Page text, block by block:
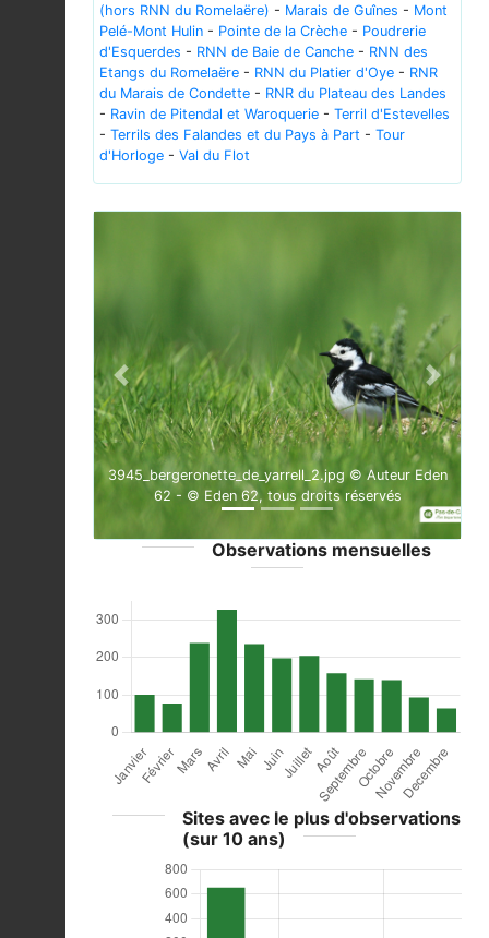
(hors RNN du Romelaëre) - Marais de Guînes - Mont
Pelé-Mont Hulin - Pointe de la Crèche - Poudrerie
d'Esquerdes - RNN de Baie de Canche - RNN des
Etangs du Romelaëre - RNN du Platier d'Oye - RNR
du Marais de Condette - RNR du Plateau des Landes
- Ravin de Pitendal et Waroquerie - Terril d'Estevelles
- Terrils des Falandes et du Pays à Part - Tour
d'Horloge - Val du Flot
3945_bergeronette_de_yarrell_2.jpg © Auteur Eden
62 - © Eden 62, tous droits réservés
Previous Next
Observations mensuelles
Sites avec le plus d'observations
(sur 10 ans)